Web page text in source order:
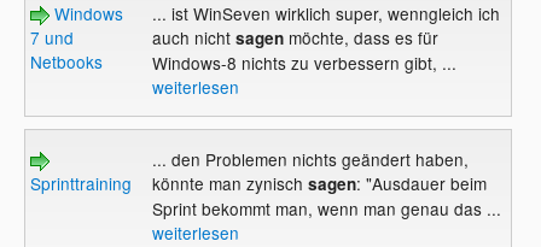
Windows
7 und
Netbooks
... ist WinSeven wirklich super, wenngleich ich
auch nichtsagenmöchte, dass es für
Windows-8 nichts zu verbessern gibt, ...
weiterlesen
Sprinttraining
... den Problemen nichts geändert haben,
könnte man zynisch sagen: "Ausdauer beim
Sprint bekommt man, wenn man genau das ...
weiterlesen